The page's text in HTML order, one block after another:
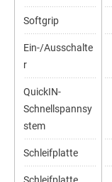
Softgrip
Ein-/Ausschalte
r
QuickIN-
Schnellspannsy
stem
Schleifplatte